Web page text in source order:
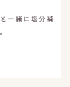
一緒に塩分補